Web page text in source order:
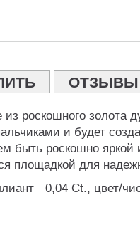
ОТЗЫВЫ
роскошного
и будет
быть роскошно яркой
площадкой для
- 0,04 Ct., цвет/